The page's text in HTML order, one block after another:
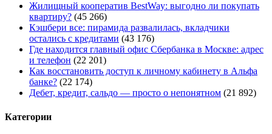
Жилищный кооператив BestWay: выгодно ли покупать
квартиру? (45 266)
Кэшбери все: пирамида развалилась, вкладчики
остались с кредитами (43 176)
Где находится главный офис Сбербанка в Москве: адрес
и телефон (22 201)
Как восстановить доступ к личному кабинету в Альфа
банке? (22 174)
Дебет, кредит, сальдо — просто о непонятном (21 892)
Категории